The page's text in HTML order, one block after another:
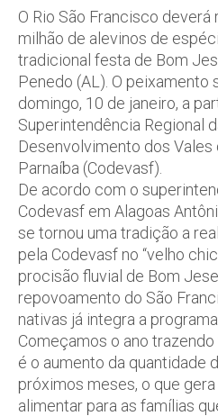
O Rio São Francisco
milhão de alevinos de
tradicional festa de Bom
Penedo (AL). O peixamento
domingo, 10 de janeiro, a
Superintendência Regional
Desenvolvimento dos
Parnaíba (Codevasf).
De acordo com o
Codevasf em Alagoas
se tornou uma tradição a
pela Codevasf no “velho
procisão fluvial de Bom
repovoamento do São
nativas já integra a
Começamos o ano
é o aumento da quantidade
próximos meses, o que
alimentar para as famílias